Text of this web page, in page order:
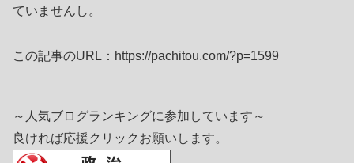
ていませんし。
この記事のURL：https://pachitou.com/?p=1599
～人気ブログランキングに参加しています～
良ければ応援クリックお願いします。